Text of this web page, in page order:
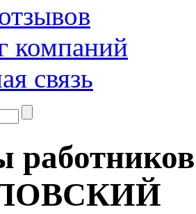
компаний
связь